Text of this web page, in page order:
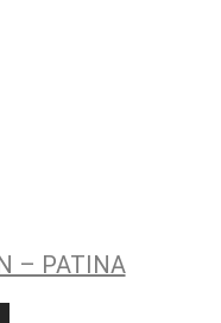
– PATINA